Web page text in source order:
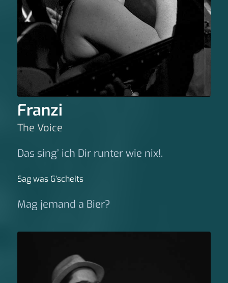
Franzi
The Voice
Das sing’ ich Dir runter wie nix!.
Sag was G‘scheits
Mag jemand a Bier?